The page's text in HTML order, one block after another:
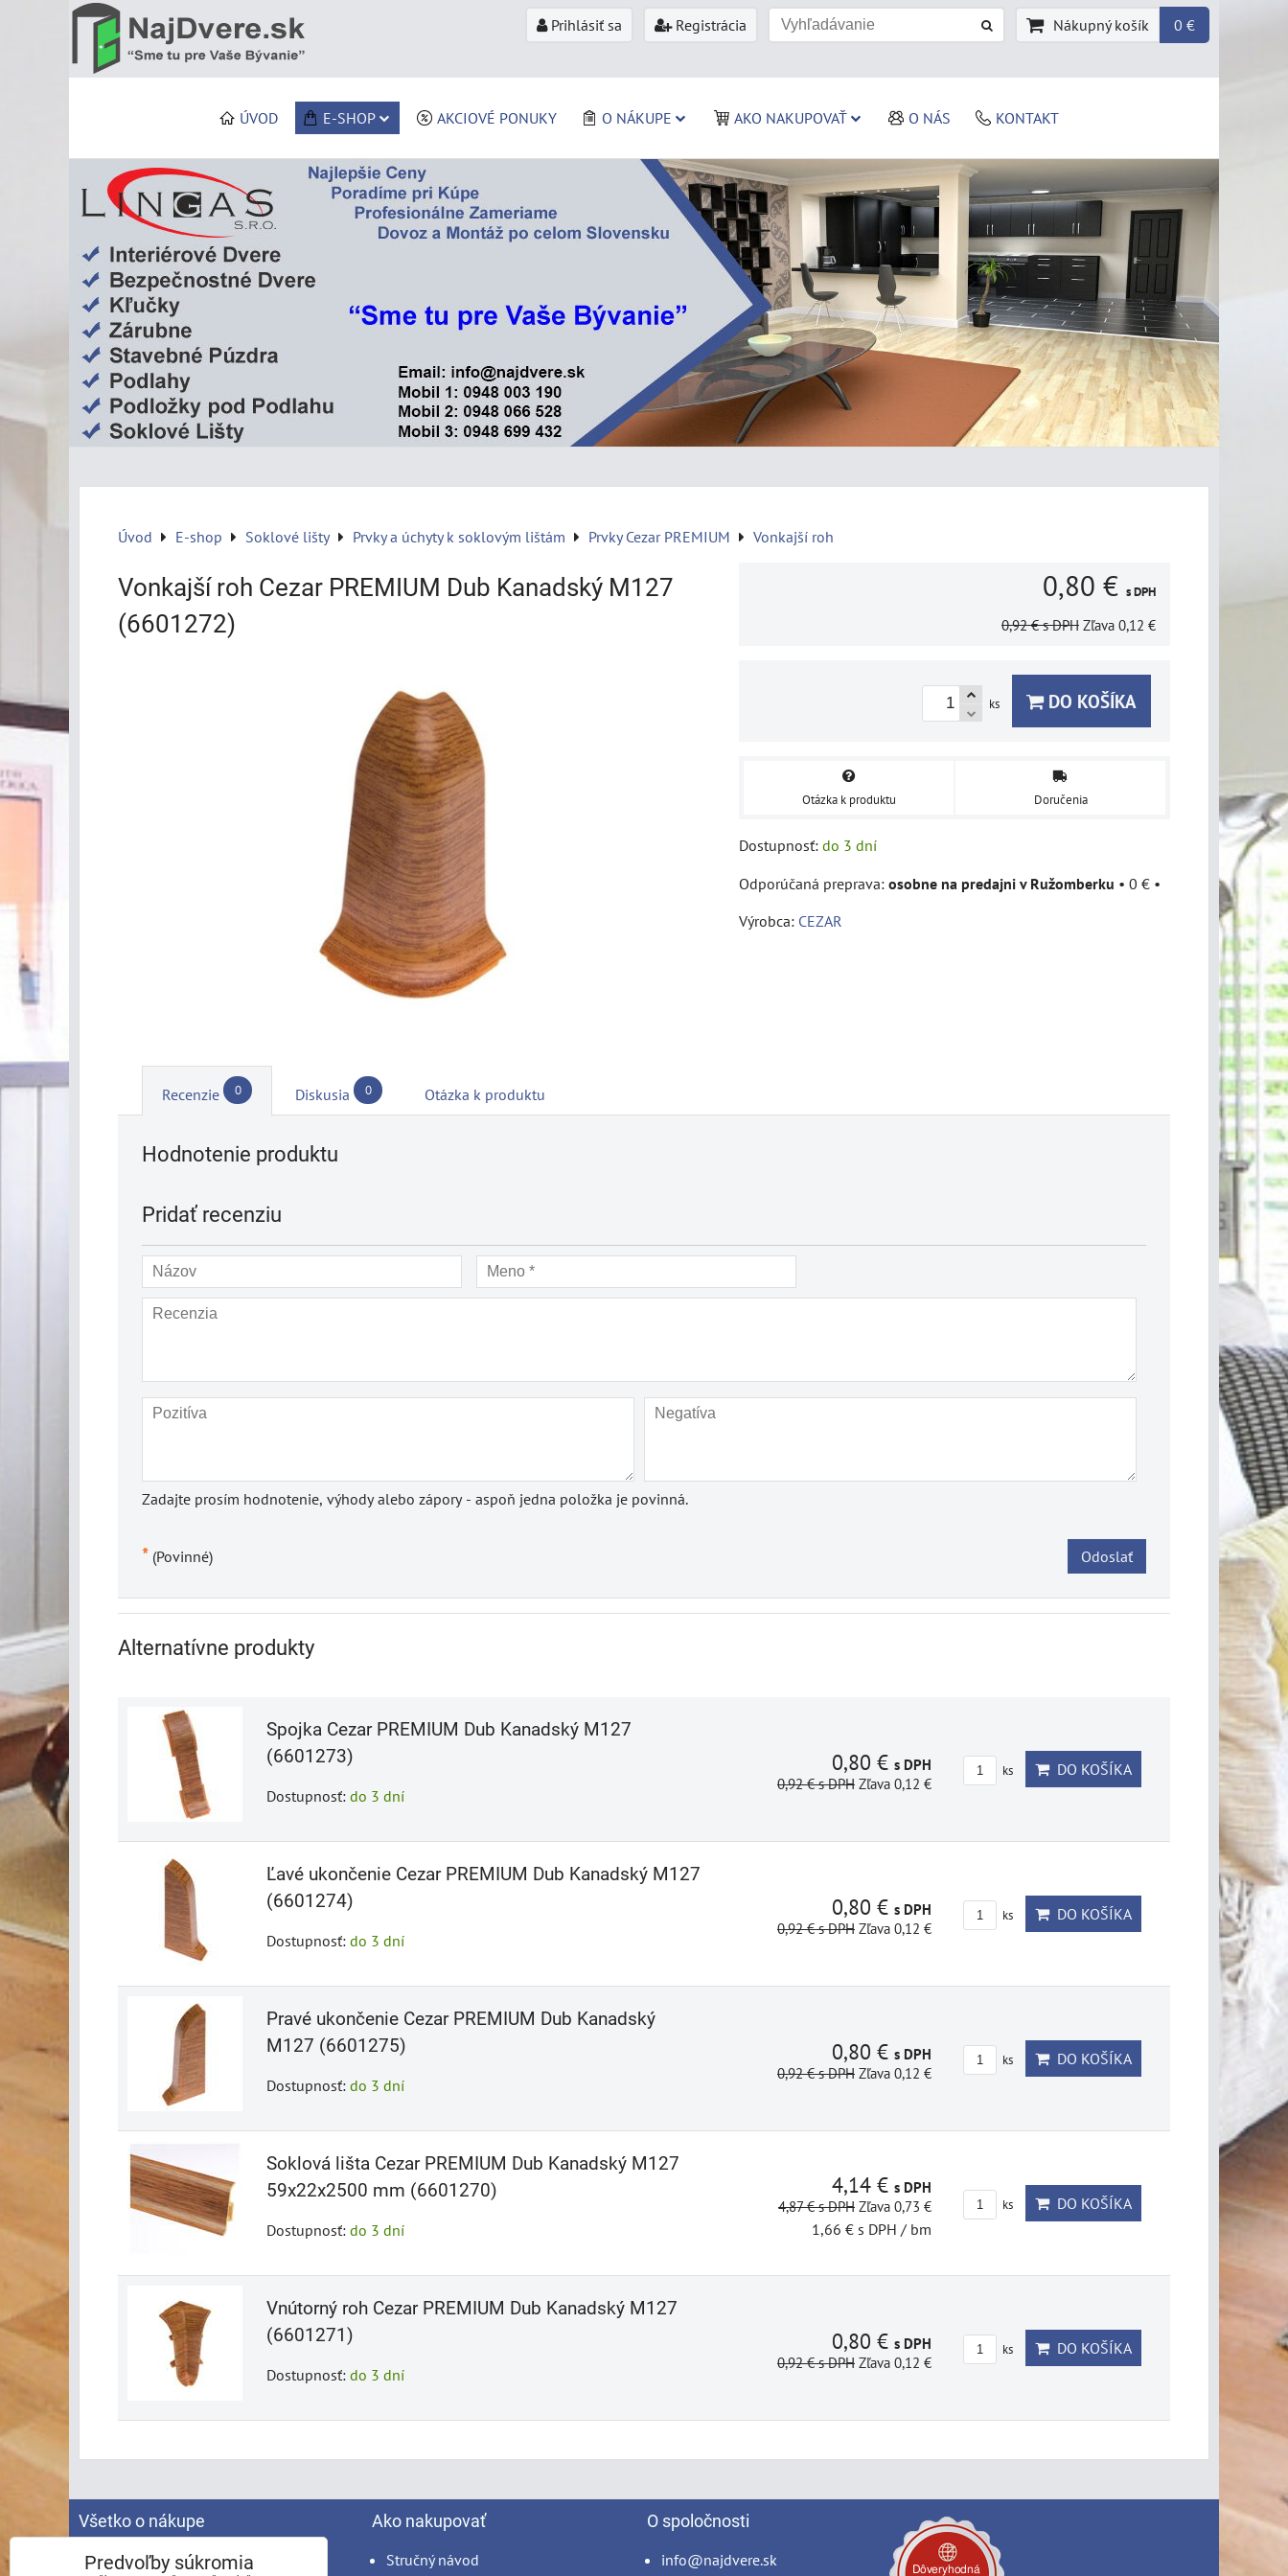
Prihlásiť sa Registrácia Nákupný košík 0 €
ÚVOD E-SHOP AKCIOVÉ PONUKY O NÁKUPE AKO NAKUPOVAŤ O NÁS KONTAKT
Úvod E-shop Soklové lišty Prvky a úchyty k soklovým lištám Prvky Cezar PREMIUM Vonkajší roh
Vonkajší roh Cezar PREMIUM Dub Kanadský M127
(6601272)
0,80 € s DPH
0,92 € s DPH Zľava 0,12 €
ks DO KOŠÍKA
Otázka k produktu Doručenia
Dostupnosť: do 3 dní
osobne na predajni v Ružomberku • 0 € •
Výrobca: CEZAR
Recenzie 0 Diskusia 0 Otázka k produktu
Hodnotenie produktu
Pridať recenziu
Zadajte prosím hodnotenie, výhody alebo zápory - aspoň jedna položka je povinná.
* (Povinné) Odoslať
Alternatívne produkty
Spojka Cezar PREMIUM Dub Kanadský M127
(6601273)
Dostupnosť: do 3 dní
0,80 € s DPH
0,92 €s DPH Zľava 0,12 €
ks DO KOŠÍKA
Ľavé ukončenie Cezar PREMIUM Dub Kanadský M127
(6601274)
Dostupnosť: do 3 dní
0,80 € s DPH
0,92 €s DPH Zľava 0,12 €
ks DO KOŠÍKA
Pravé ukončenie Cezar PREMIUM Dub Kanadský
M127 (6601275)
Dostupnosť: do 3 dní
0,80 € s DPH
0,92 €s DPH Zľava 0,12 €
ks DO KOŠÍKA
Soklová lišta Cezar PREMIUM Dub Kanadský M127
59x22x2500 mm (6601270)
Dostupnosť: do 3 dní
4,14 € s DPH
4,87 €s DPH Zľava 0,73 €
1,66 € s DPH / bm
ks DO KOŠÍKA
Vnútorný roh Cezar PREMIUM Dub Kanadský M127
(6601271)
Dostupnosť: do 3 dní
0,80 € s DPH
0,92 €s DPH Zľava 0,12 €
ks DO KOŠÍKA
Všetko o nákupe
Spracovanie osobných údajov
Ako nakupovať
Stručný návod
O spoločnosti
info@najdvere.sk
Predvoľby súkromia